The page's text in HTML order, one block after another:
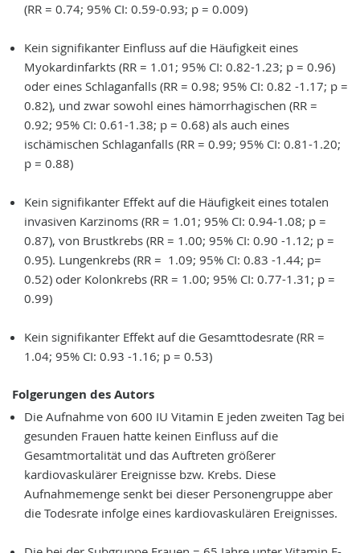
(RR = 0.74; 95% CI: 0.59-0.93; p = 0.009)
Kein signifikanter Einfluss auf die Häufigkeit eines
Myokardinfarkts (RR = 1.01; 95% CI: 0.82-1.23; p = 0.96)
oder eines Schlaganfalls (RR = 0.98; 95% CI: 0.82 -1.17; p =
0.82), und zwar sowohl eines hämorrhagischen (RR =
0.92; 95% CI: 0.61-1.38; p = 0.68) als auch eines
ischämischen Schlaganfalls (RR = 0.99; 95% CI: 0.81-1.20;
p = 0.88)
Kein signifikanter Effekt auf die Häufigkeit eines totalen
invasiven Karzinoms (RR = 1.01; 95% CI: 0.94-1.08; p =
0.87), von Brustkrebs (RR = 1.00; 95% CI: 0.90 -1.12; p =
0.95). Lungenkrebs (RR = 1.09; 95% CI: 0.83 -1.44; p=
0.52) oder Kolonkrebs (RR = 1.00; 95% CI: 0.77-1.31; p =
0.99)
Kein signifikanter Effekt auf die Gesamttodesrate (RR =
1.04; 95% CI: 0.93 -1.16; p = 0.53)
Folgerungen des Autors
Die Aufnahme von 600 IU Vitamin E jeden zweiten Tag bei
gesunden Frauen hatte keinen Einfluss auf die
Gesamtmortalität und das Auftreten größerer
kardiovaskulärer Ereignisse bzw. Krebs. Diese
Aufnahmemenge senkt bei dieser Personengruppe aber
die Todesrate infolge eines kardiovaskulären Ereignisses.